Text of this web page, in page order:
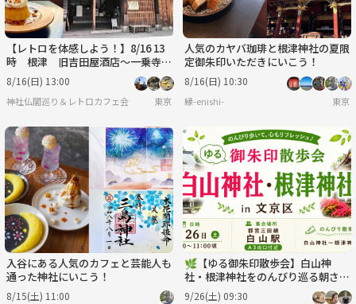
【レトロを体感しよう！】8/16 13
時 根津 旧吉田屋酒店～一乗寺～
カヤバ珈琲店【常連の方参加費還
元】
8/16(日) 13:00
神社仏閣巡り＆レトロカフェ会 東京
人気のカヤバ珈琲と根津神社の夏限
定御朱印いただきにいこう！
8/16(日) 10:30
縁-enishi- 東京
入谷にある人気のカフェと芸能人も
通った神社にいこう！
8/15(土) 11:00
🌿【ゆる御朱印散歩会】白山神
社・根津神社をのんびり巡る朝さん
ぽ⛩️
9/26(土) 09:30